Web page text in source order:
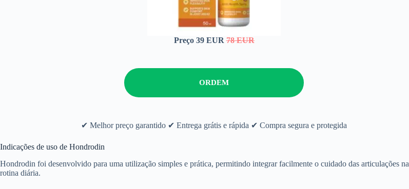
Preço 39 EUR 78 EUR
ORDEM
✔ Melhor preço garantido ✔ Entrega grátis e rápida ✔ Compra segura e protegida
Indicações de uso de Hondrodin
Hondrodin foi desenvolvido para uma utilização simples e prática, permitindo integrar facilmente o cuidado das articulações na
rotina diária.